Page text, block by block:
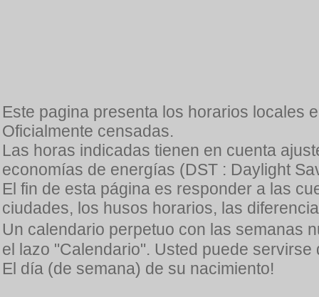
Este pagina presenta los horarios locales
Oficialmente censadas.
Las horas indicadas tienen en cuenta
economías de energías (DST : Daylight
El fin de esta página es responder a las
ciudades, los husos horarios, las
Un calendario perpetuo con las semanas
el lazo "Calendario". Usted puede
El día (de semana) de su nacimiento!